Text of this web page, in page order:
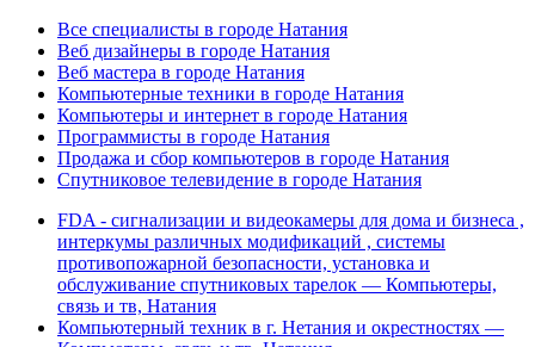
Все специалисты в городе Натания
Веб дизайнеры в городе Натания
Веб мастера в городе Натания
Компьютерные техники в городе Натания
Компьютеры и интернет в городе Натания
Программисты в городе Натания
Продажа и сбор компьютеров в городе Натания
Спутниковое телевидение в городе Натания
FDA - сигнализации и видеокамеры для дома и бизнеса ,
интеркумы различных модификаций , системы
противопожарной безопасности, установка и
обслуживание спутниковых тарелок — Компьютеры,
связь и тв, Натания
Компьютерный техник в г. Нетания и окрестностях —